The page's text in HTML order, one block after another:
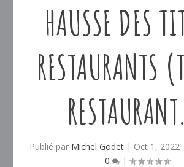
HAUSSE DES
RESTAURANTS
Publié par Michel Godet | Oct 1, 2022
0
|